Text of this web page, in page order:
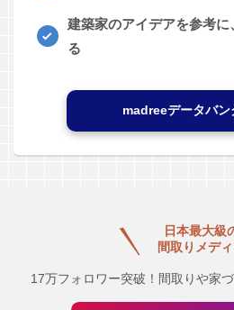
建築家のアイデアを参考
る
madreeデータバン
日本最大級
間取りメデ
17万フォロワー突破！間取りや家